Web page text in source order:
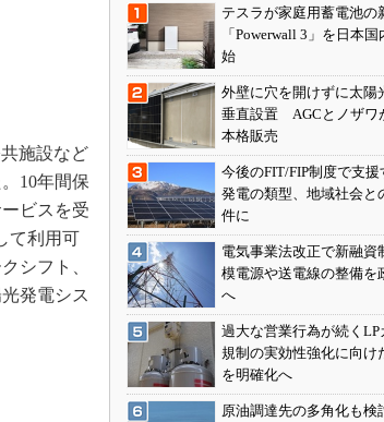
施設など
10年間保
ビスを受
て利用可
シフト、
発電シス
テスラが家庭用蓄電池の
「Powerwall 3」を日本
始
外壁に穴を開けずに太陽
垂直設置 AGCとノザワ
本格販売
今後のFIT/FIP制度で支
発電の類型、地域社会と
件に
電気事業法改正で新融
模電源や送電線の整備を
へ
過大な営業行為が続く
規制の実効性強化に向け
を明確化へ
原油調達先の多角化も検